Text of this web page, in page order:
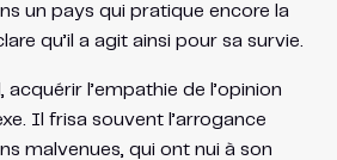
un pays qui pratique encore la
qu’il a agit ainsi pour sa survie.
acquérir l’empathie de l’opinion
Il frisa souvent l’arrogance
malvenues, qui ont nui à son